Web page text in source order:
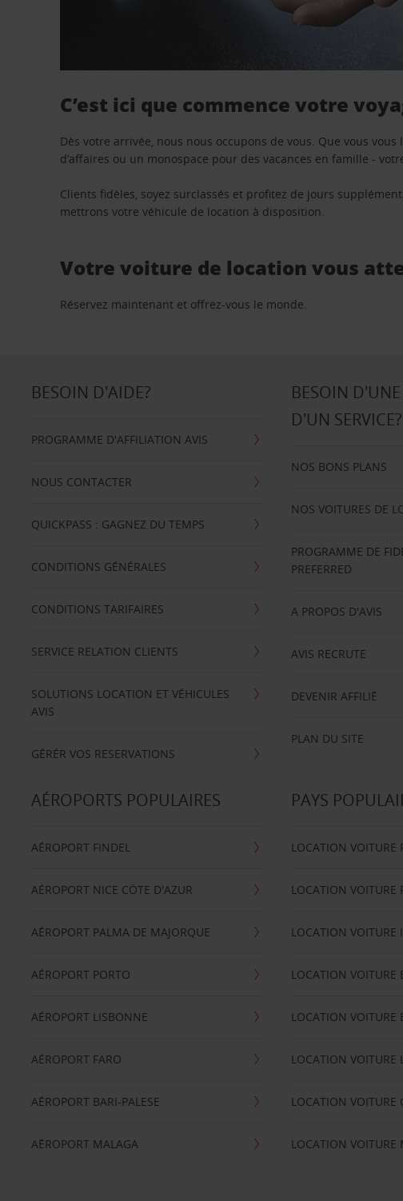
C’est ici que commence votre
Dès votre arrivée, nous nous occupons de vous. Que vous
d’affaires ou un monospace pour des vacances en famille -
Clients fidèles, soyez surclassés et profitez de jours
mettrons votre véhicule de location à disposition.
Votre voiture de location vous
Réservez maintenant et offrez-vous le monde.
BESOIN D'AIDE?
PROGRAMME D'AFFILIATION AVIS
NOUS CONTACTER
QUICKPASS : GAGNEZ DU TEMPS
CONDITIONS GÉNÉRALES
CONDITIONS TARIFAIRES
SERVICE RELATION CLIENTS
SOLUTIONS LOCATION ET VÉHICULES
AVIS
GÉRÉR VOS RESERVATIONS
BESOIN
D'UN SERVICE?
NOS BONS PLANS
NOS VOITURES DE
PROGRAMME DE
PREFERRED
A PROPOS D'AVIS
AVIS RECRUTE
DEVENIR AFFILIÉ
PLAN DU SITE
AÉROPORTS POPULAIRES
AÉROPORT FINDEL
AÉROPORT NICE CÖTE D'AZUR
AÉROPORT PALMA DE MAJORQUE
AÉROPORT PORTO
AÉROPORT LISBONNE
AÉROPORT FARO
AÉROPORT BARI-PALESE
AÉROPORT MALAGA
PAYS
LOCATION VOITURE
LOCATION VOITURE
LOCATION VOITURE
LOCATION VOITURE
LOCATION VOITURE
LOCATION VOITURE
LOCATION VOITURE
LOCATION VOITURE